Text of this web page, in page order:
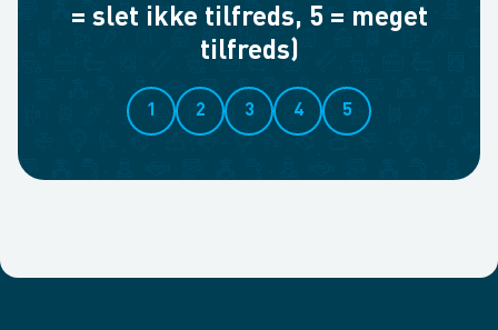
= slet ikke tilfreds, 5 = meget
tilfreds)
1 2 3 4 5